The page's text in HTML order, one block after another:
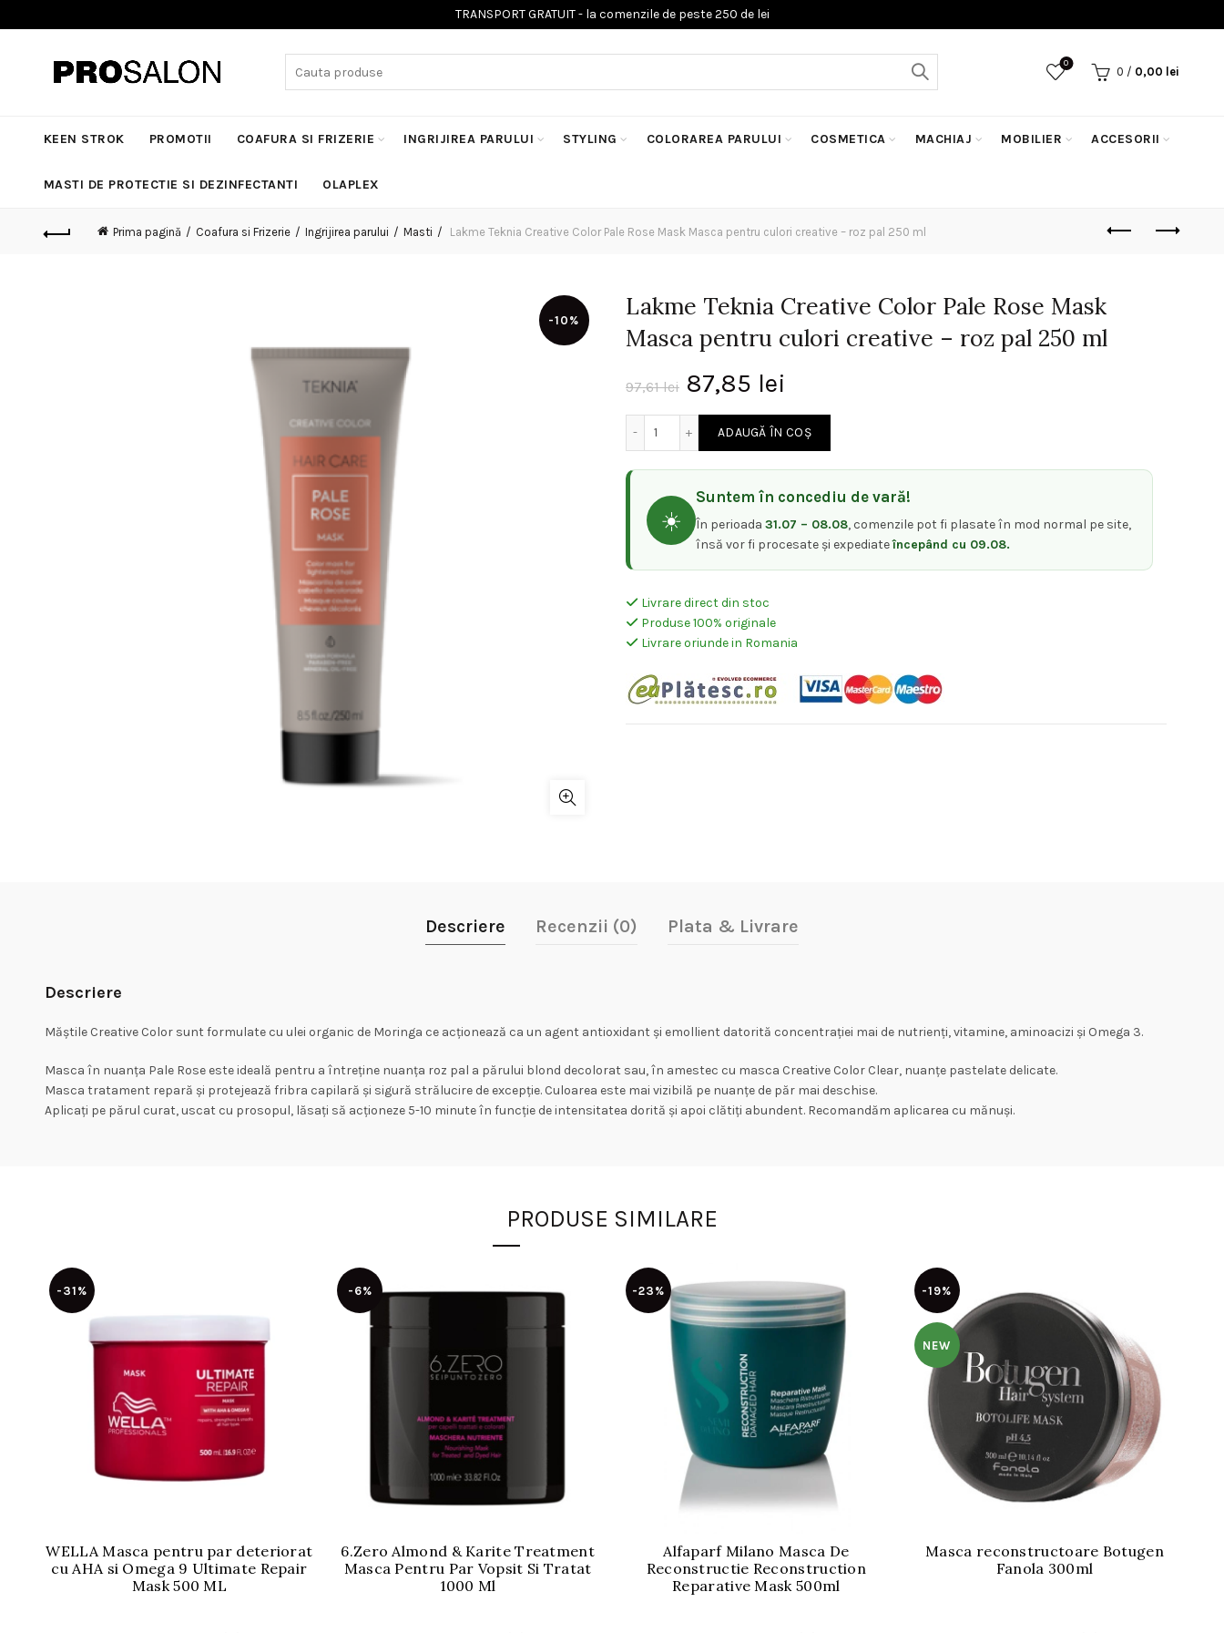
0
0 / 0,00 lei
KEEN STROK PROMOTII COAFURA SI FRIZERIE INGRIJIREA PARULUI STYLING COLORAREA PARULUI COSMETICA MACHIAJ MOBILIER ACCESORII
MASTI DE PROTECTIE SI DEZINFECTANTI OLAPLEX
Prima pagină Coafura si Frizerie Ingrijirea parului Masti Lakme Teknia Creative Color Pale Rose Mask Masca pentru culori creative – roz pal 250 ml
-10%
Lakme Teknia Creative Color Pale Rose Mask
Masca pentru culori creative – roz pal 250 ml
97,61lei Prețul
inițial
a
fost:
97,61 lei.
87,85 lei
curent
este:
87,85 lei.
Cantitate Lakme Teknia Creative Color Pale Rose Mask Masca pentru culori creative - roz pal
ADAUGĂ ÎN COȘ
☀️
Suntem în concediu de vară!
În perioada 31.07 – 08.08, comenzile pot fi plasate în mod normal pe site,
însă vor fi procesate și expediateîncepând cu 09.08.
Livrare direct din stoc
Produse 100% originale
Livrare oriunde in Romania
Descriere Recenzii (0) Plata & Livrare
Descriere
Măștile Creative Color sunt formulate cu ulei organic de Moringa ce acționează ca un agent antioxidant și emollient datorită concentrației mai de nutrienți, vitamine, aminoacizi și Omega 3.
Masca în nuanța Pale Rose este ideală pentru a întreține nuanța roz pal a părului blond decolorat sau, în amestec cu masca Creative Color Clear, nuanțe pastelate delicate.
Masca tratament repară și protejează fribra capilară și sigură strălucire de excepție. Culoarea este mai vizibilă pe nuanțe de păr mai deschise.
Aplicați pe părul curat, uscat cu prosopul, lăsați să acționeze 5-10 minute în funcție de intensitatea dorită și apoi clătiți abundent. Recomandăm aplicarea cu mănuși.
PRODUSE SIMILARE
-31%
WELLA Masca pentru par deteriorat
cu AHA si Omega 9 Ultimate Repair
Mask 500 ML
-6%
6.Zero Almond & Karite Treatment
Masca Pentru Par Vopsit Si Tratat
1000 Ml
-23%
Alfaparf Milano Masca De
Reconstructie Reconstruction
Reparative Mask 500ml
-19%
NEW
Masca reconstructoare Botugen
Fanola 300ml